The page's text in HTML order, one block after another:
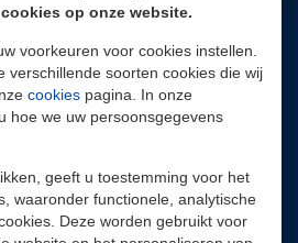
op onze website.
voorkeuren voor cookies instellen.
verschillende soorten cookies die wij
cookies pagina. In onze
hoe we uw persoonsgegevens
geeft u toestemming voor het
waaronder functionele, analytische
Deze worden gebruikt voor